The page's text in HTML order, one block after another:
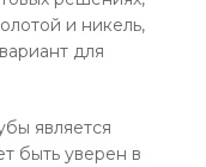
и никель,
для
является
быть уверен в